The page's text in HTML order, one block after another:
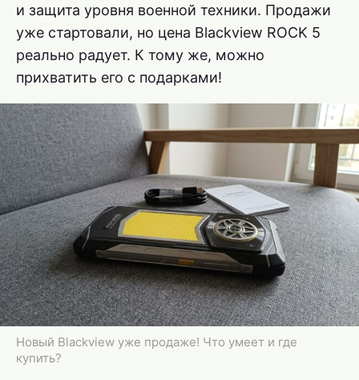
и защита уровня военной техники. Продажи
уже стартовали, но цена Blackview ROCK 5
реально радует. К тому же, можно
прихватить его с подарками!
Новый Blackview уже продаже! Что умеет и где
купить?